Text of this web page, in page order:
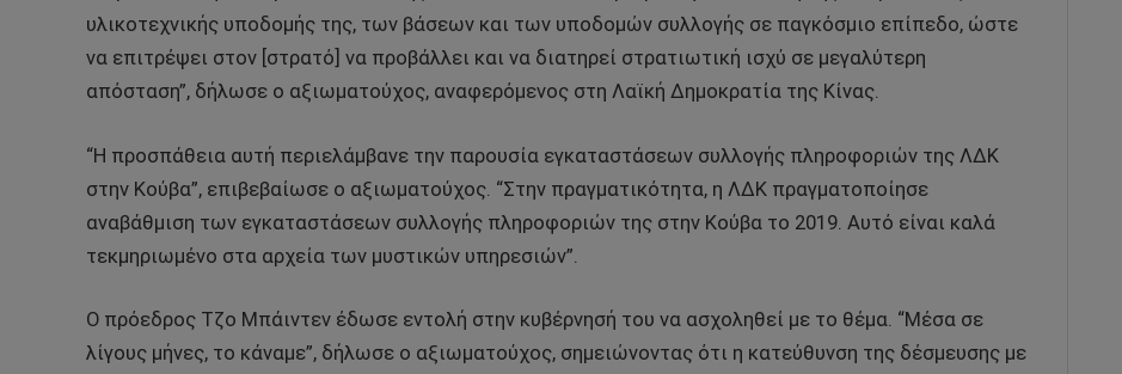
υλικοτεχνικής υποδομής της, των βάσεων και των υποδομών συλλογής σε παγκόσμιο επίπεδο, ώστε
να επιτρέψει στον [στρατό] να προβάλλει και να διατηρεί στρατιωτική ισχύ σε μεγαλύτερη
απόσταση”, δήλωσε ο αξιωματούχος, αναφερόμενος στη Λαϊκή Δημοκρατία της Κίνας.
“Η προσπάθεια αυτή περιελάμβανε την παρουσία εγκαταστάσεων συλλογής πληροφοριών της ΛΔΚ
στην Κούβα”, επιβεβαίωσε ο αξιωματούχος. “Στην πραγματικότητα, η ΛΔΚ πραγματοποίησε
αναβάθμιση των εγκαταστάσεων συλλογής πληροφοριών της στην Κούβα το 2019. Αυτό είναι καλά
τεκμηριωμένο στα αρχεία των μυστικών υπηρεσιών”.
Ο πρόεδρος Τζο Μπάιντεν έδωσε εντολή στην κυβέρνησή του να ασχοληθεί με το θέμα. “Μέσα σε
λίγους μήνες, το κάναμε”, δήλωσε ο αξιωματούχος, σημειώνοντας ότι η κατεύθυνση της δέσμευσης με